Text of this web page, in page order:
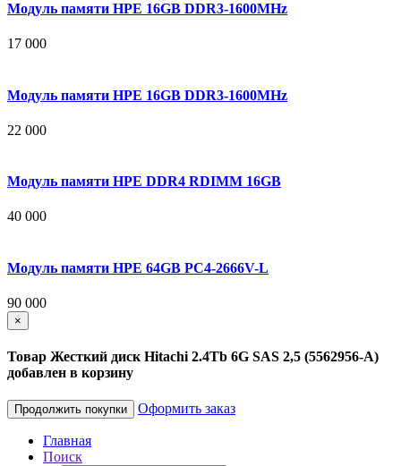
Модуль памяти HPE 16GB DDR3-1600MHz
17 000
Модуль памяти HPE 16GB DDR3-1600MHz
22 000
Модуль памяти HPE DDR4 RDIMM 16GB
40 000
Модуль памяти HPE 64GB PC4-2666V-L
90 000
×
Товар Жесткий диск Hitachi 2.4Tb 6G SAS 2,5 (5562956-A)
добавлен в корзину
Продолжить покупки Оформить заказ
Главная
Поиск